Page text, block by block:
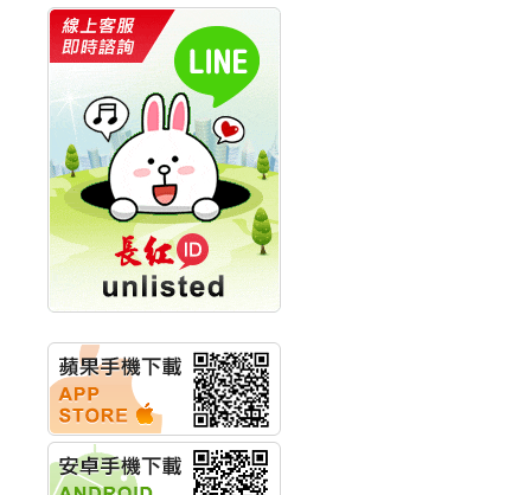
統一投信:主動式ETF溢
價 被盯上
新光人壽保險:新壽Q1外
價金將達996億
宇辰系統科技:宇辰業績
創新高 啟動興櫃轉上櫃
計畫
明緯企業:明緯永續科技
競賽 以電源驅動善的力
量
秀育企業:秀育SHO-U儲
能系統 獲國內首張CNS
認證
聯博投信:聯博00404A
華旭先進:代重要子公司
碩通散熱股份有限公司
公告董事會通過發言人
及代理發
華旭先進:代重要子公司
碩通散熱股份有限公司
公告董事會決議發行員